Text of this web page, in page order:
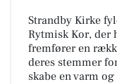
Strandby Kirke
Rytmisk Kor, der
fremfører en
deres stemmer
skabe en varm